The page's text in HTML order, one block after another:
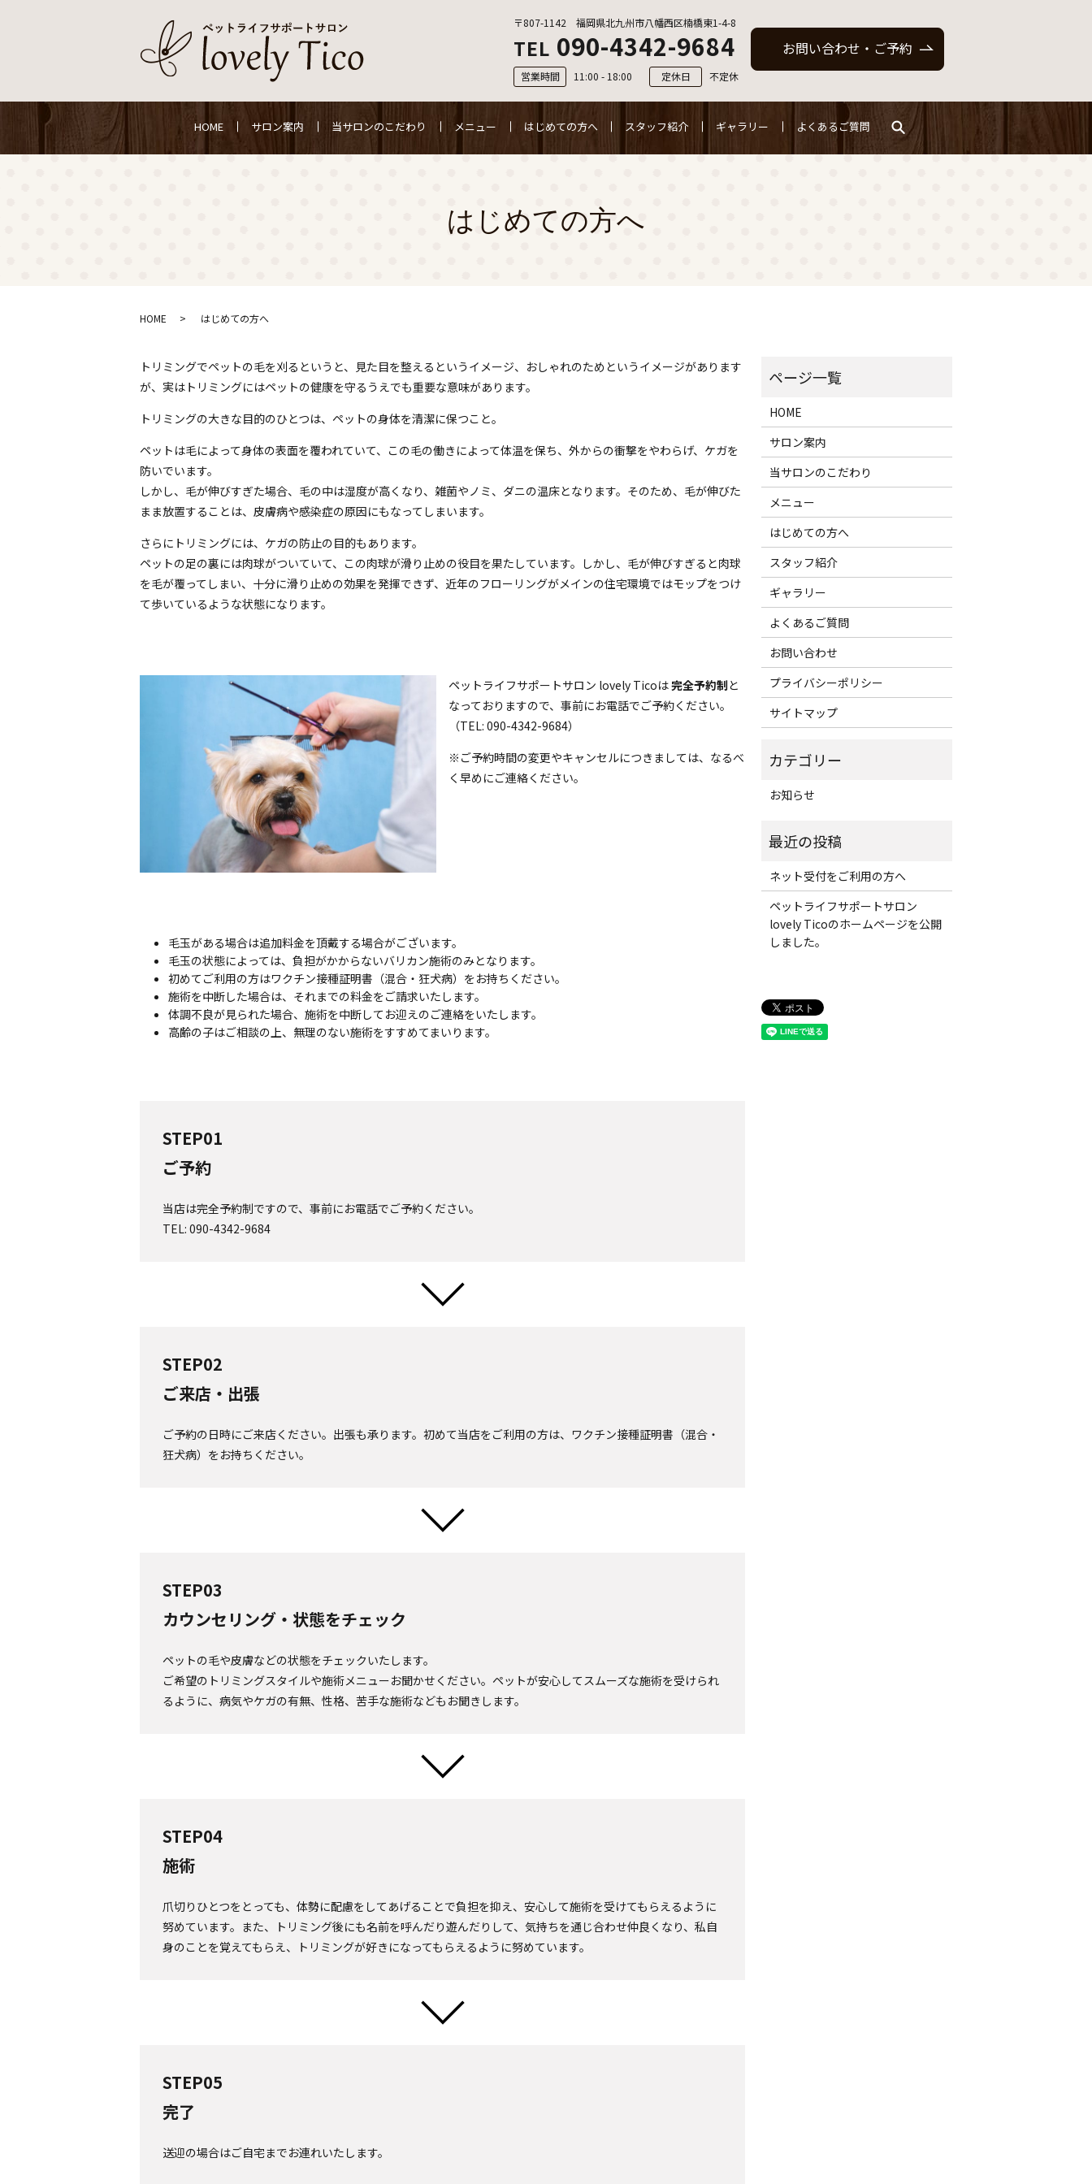
〒807-1142 福岡県北九州市八幡西区楠橋東1-4-8
TEL 090-4342-9684
営業時間 11:00 - 18:00 定休日 不定休
お問い合わせ・ご予約
HOME サロン案内 当サロンのこだわり メニュー はじめての方へ スタッフ紹介 ギャラリー よくあるご質問 search
はじめての方へ
HOME はじめての方へ
トリミングでペットの毛を刈るというと、見た目を整えるというイメージ、おしゃれのためというイメージがあります
が、実はトリミングにはペットの健康を守るうえでも重要な意味があります。
トリミングの大きな目的のひとつは、ペットの身体を清潔に保つこと。
ペットは毛によって身体の表面を覆われていて、この毛の働きによって体温を保ち、外からの衝撃をやわらげ、ケガを
防いでいます。
しかし、毛が伸びすぎた場合、毛の中は湿度が高くなり、雑菌やノミ、ダニの温床となります。そのため、毛が伸びた
まま放置することは、皮膚病や感染症の原因にもなってしまいます。
さらにトリミングには、ケガの防止の目的もあります。
ペットの足の裏には肉球がついていて、この肉球が滑り止めの役目を果たしています。しかし、毛が伸びすぎると肉球
を毛が覆ってしまい、十分に滑り止めの効果を発揮できず、近年のフローリングがメインの住宅環境ではモップをつけ
て歩いているような状態になります。
ペットライフサポートサロン lovely Ticoは完全予約制と
なっておりますので、事前にお電話でご予約ください。
（TEL: 090-4342-9684）
※ご予約時間の変更やキャンセルにつきましては、なるべ
く早めにご連絡ください。
毛玉がある場合は追加料金を頂戴する場合がございます。
毛玉の状態によっては、負担がかからないバリカン施術のみとなります。
初めてご利用の方はワクチン接種証明書（混合・狂犬病）をお持ちください。
施術を中断した場合は、それまでの料金をご請求いたします。
体調不良が見られた場合、施術を中断してお迎えのご連絡をいたします。
高齢の子はご相談の上、無理のない施術をすすめてまいります。
STEP01
ご予約
当店は完全予約制ですので、事前にお電話でご予約ください。
TEL: 090-4342-9684
STEP02
ご来店・出張
ご予約の日時にご来店ください。出張も承ります。初めて当店をご利用の方は、ワクチン接種証明書（混合・
狂犬病）をお持ちください。
STEP03
カウンセリング・状態をチェック
ペットの毛や皮膚などの状態をチェックいたします。
ご希望のトリミングスタイルや施術メニューお聞かせください。ペットが安心してスムーズな施術を受けられ
るように、病気やケガの有無、性格、苦手な施術などもお聞きします。
STEP04
施術
爪切りひとつをとっても、体勢に配慮をしてあげることで負担を抑え、安心して施術を受けてもらえるように
努めています。また、トリミング後にも名前を呼んだり遊んだりして、気持ちを通じ合わせ仲良くなり、私自
身のことを覚えてもらえ、トリミングが好きになってもらえるように努めています。
STEP05
完了
送迎の場合はご自宅までお連れいたします。
HOME
サロン案内
当サロンのこだわり
メニュー
はじめての方へ
スタッフ紹介
ギャラリー
よくあるご質問
お問い合わせ
プライバシーポリシー
サイトマップ
お知らせ
ネット受付をご利用の方へ
ペットライフサポートサロン
lovely Ticoのホームページを公開
しました。